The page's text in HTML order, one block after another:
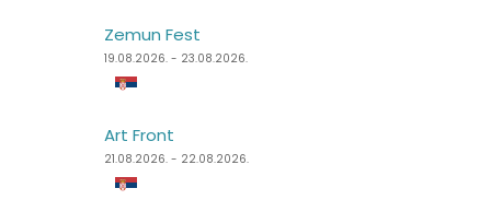
Zemun Fest
19.08.2026. - 23.08.2026.
Art Front
21.08.2026. - 22.08.2026.
Sea Dance Festival
24.08.2026. - 27.08.2026.
Dimensions Festival
27.08.2026. - 31.08.2026.